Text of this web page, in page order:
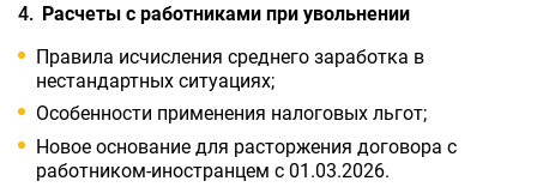
Расчеты с работниками при увольнении
Правила исчисления среднего заработка в
нестандартных ситуациях;
Особенности применения налоговых льгот;
Новое основание для расторжения договора с
работником-иностранцем с 01.03.2026.